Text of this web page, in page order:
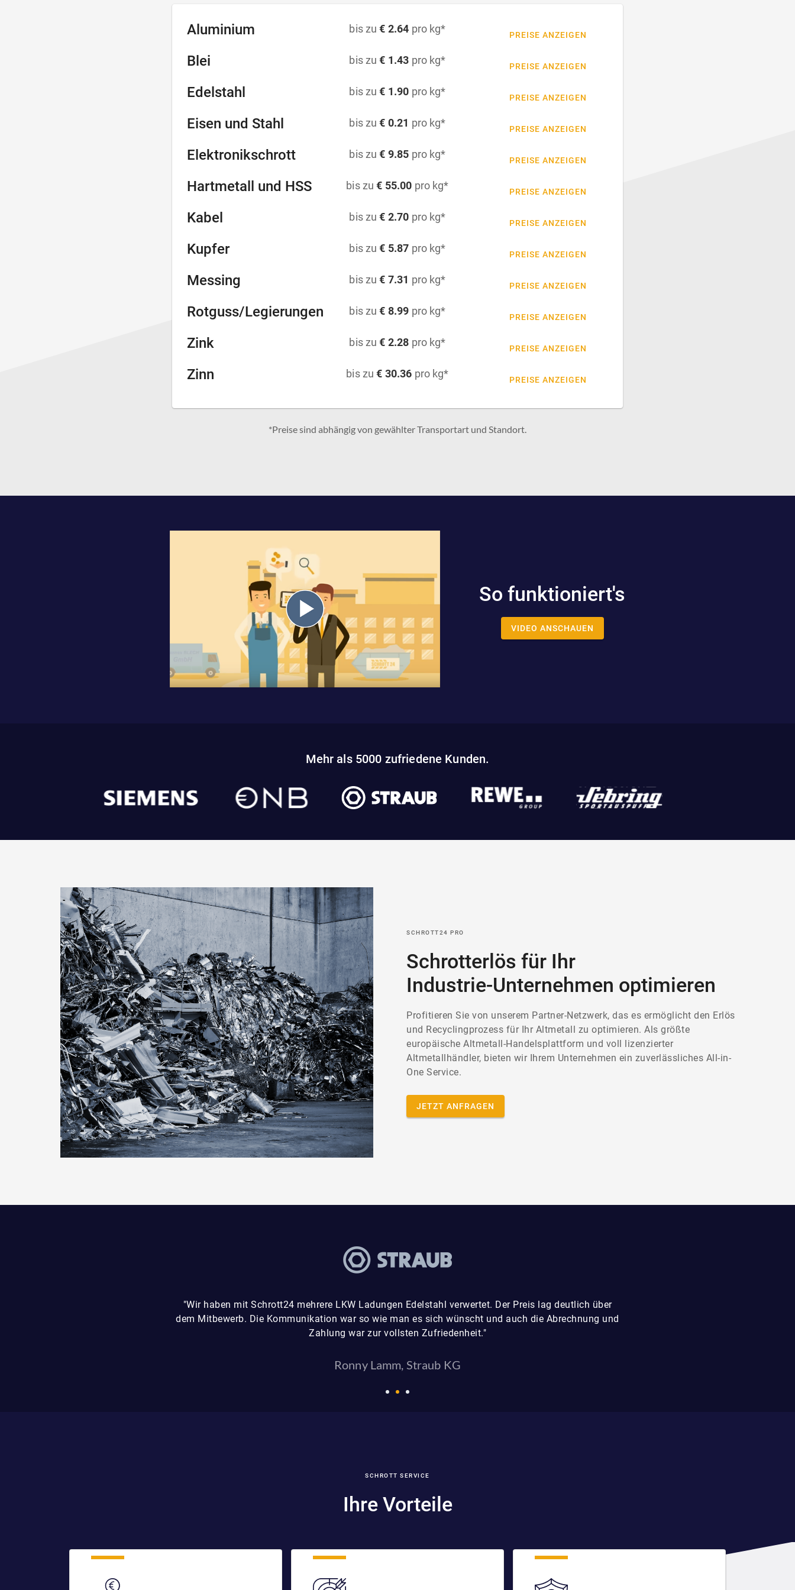
Aluminium bis zu€ 2.64 pro kg* PREISE ANZEIGEN
Blei bis zu€ 1.43 pro kg* PREISE ANZEIGEN
Edelstahl bis zu€ 1.90 pro kg* PREISE ANZEIGEN
Eisen und Stahl bis zu€ 0.21 pro kg* PREISE ANZEIGEN
Elektronikschrott bis zu€ 9.85 pro kg* PREISE ANZEIGEN
Hartmetall und HSS bis zu€ 55.00 pro kg* PREISE ANZEIGEN
Kabel bis zu€ 2.70 pro kg* PREISE ANZEIGEN
Kupfer bis zu€ 5.87 pro kg* PREISE ANZEIGEN
Messing bis zu€ 7.31 pro kg* PREISE ANZEIGEN
Rotguss/Legierungen bis zu€ 8.99 pro kg* PREISE ANZEIGEN
Zink bis zu€ 2.28 pro kg* PREISE ANZEIGEN
Zinn bis zu€ 30.36 pro kg* PREISE ANZEIGEN
*Preise sind abhängig von gewählter Transportart und Standort.
So funktioniert's
VIDEO ANSCHAUEN
Mehr als 5000 zufriedene Kunden.
SCHROTT24 PRO
Schrotterlös für Ihr
Industrie-Unternehmen optimieren
Profitieren Sie von unserem Partner-Netzwerk, das es ermöglicht den Erlös
und Recyclingprozess für Ihr Altmetall zu optimieren. Als größte
europäische Altmetall-Handelsplattform und voll lizenzierter
Altmetallhändler, bieten wir Ihrem Unternehmen ein zuverlässliches All-in-
One Service.
JETZT ANFRAGEN
"Wir haben mit Schrott24 mehrere LKW Ladungen Edelstahl verwertet. Der Preis lag deutlich über
dem Mitbewerb. Die Kommunikation war so wie man es sich wünscht und auch die Abrechnung und
Zahlung war zur vollsten Zufriedenheit."
Ronny Lamm, Straub KG
SCHROTT SERVICE
Ihre Vorteile